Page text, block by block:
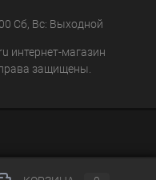
Сб, Вс: Выходной
интернет-магазин
защищены.